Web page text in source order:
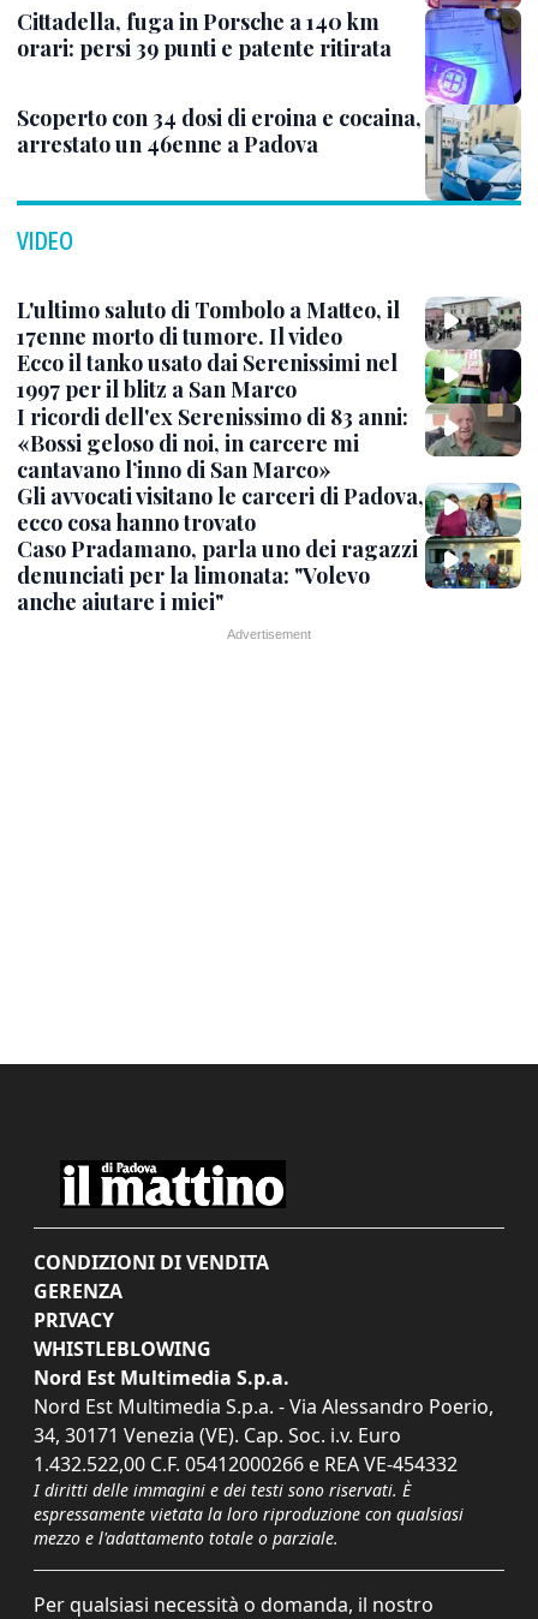
Cittadella, fuga in Porsche a 140 km
orari: persi 39 punti e patente ritirata
Scoperto con 34 dosi di eroina e cocaina,
arrestato un 46enne a Padova
VIDEO
L'ultimo saluto di Tombolo a Matteo, il
17enne morto di tumore. Il video
Ecco il tanko usato dai Serenissimi nel
1997 per il blitz a San Marco
I ricordi dell'ex Serenissimo di 83 anni:
«Bossi geloso di noi, in carcere mi
cantavano l’inno di San Marco»
Gli avvocati visitano le carceri di Padova,
ecco cosa hanno trovato
Caso Pradamano, parla uno dei ragazzi
denunciati per la limonata: "Volevo
anche aiutare i miei"
CONDIZIONI DI VENDITA
GERENZA
PRIVACY
WHISTLEBLOWING
Nord Est Multimedia S.p.a.
Nord Est Multimedia S.p.a. - Via Alessandro Poerio,
34, 30171 Venezia (VE). Cap. Soc. i.v. Euro
1.432.522,00 C.F. 05412000266 e REA VE-454332
I diritti delle immagini e dei testi sono riservati. È
espressamente vietata la loro riproduzione con qualsiasi
mezzo e l'adattamento totale o parziale.
Per qualsiasi necessità o domanda, il nostro